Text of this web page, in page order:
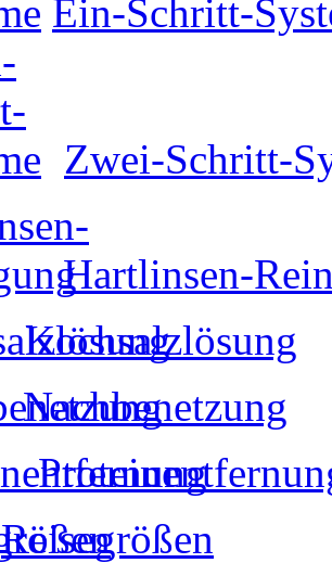
Ein-Schritt-
Zwei-Schritt-
Hartlinsen-
Kochsalzlösung
Nachbenetzung
Reisegrößen